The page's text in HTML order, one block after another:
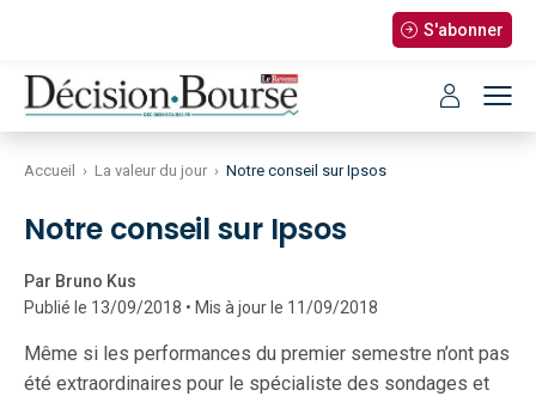
S'abonner
Accueil › La valeur du jour › Notre conseil sur Ipsos
Notre conseil sur Ipsos
Par Bruno Kus
Publié le 13/09/2018 • Mis à jour le 11/09/2018
Même si les performances du premier semestre n’ont pas
été extraordinaires pour le spécialiste des sondages et